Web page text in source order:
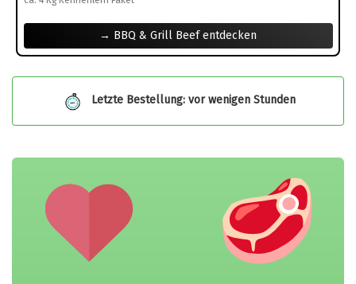
→ BBQ & Grill Beef entdecken
Letzte Bestellung: vor wenigen Stunden